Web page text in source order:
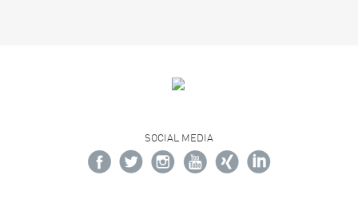
SOCIAL MEDIA